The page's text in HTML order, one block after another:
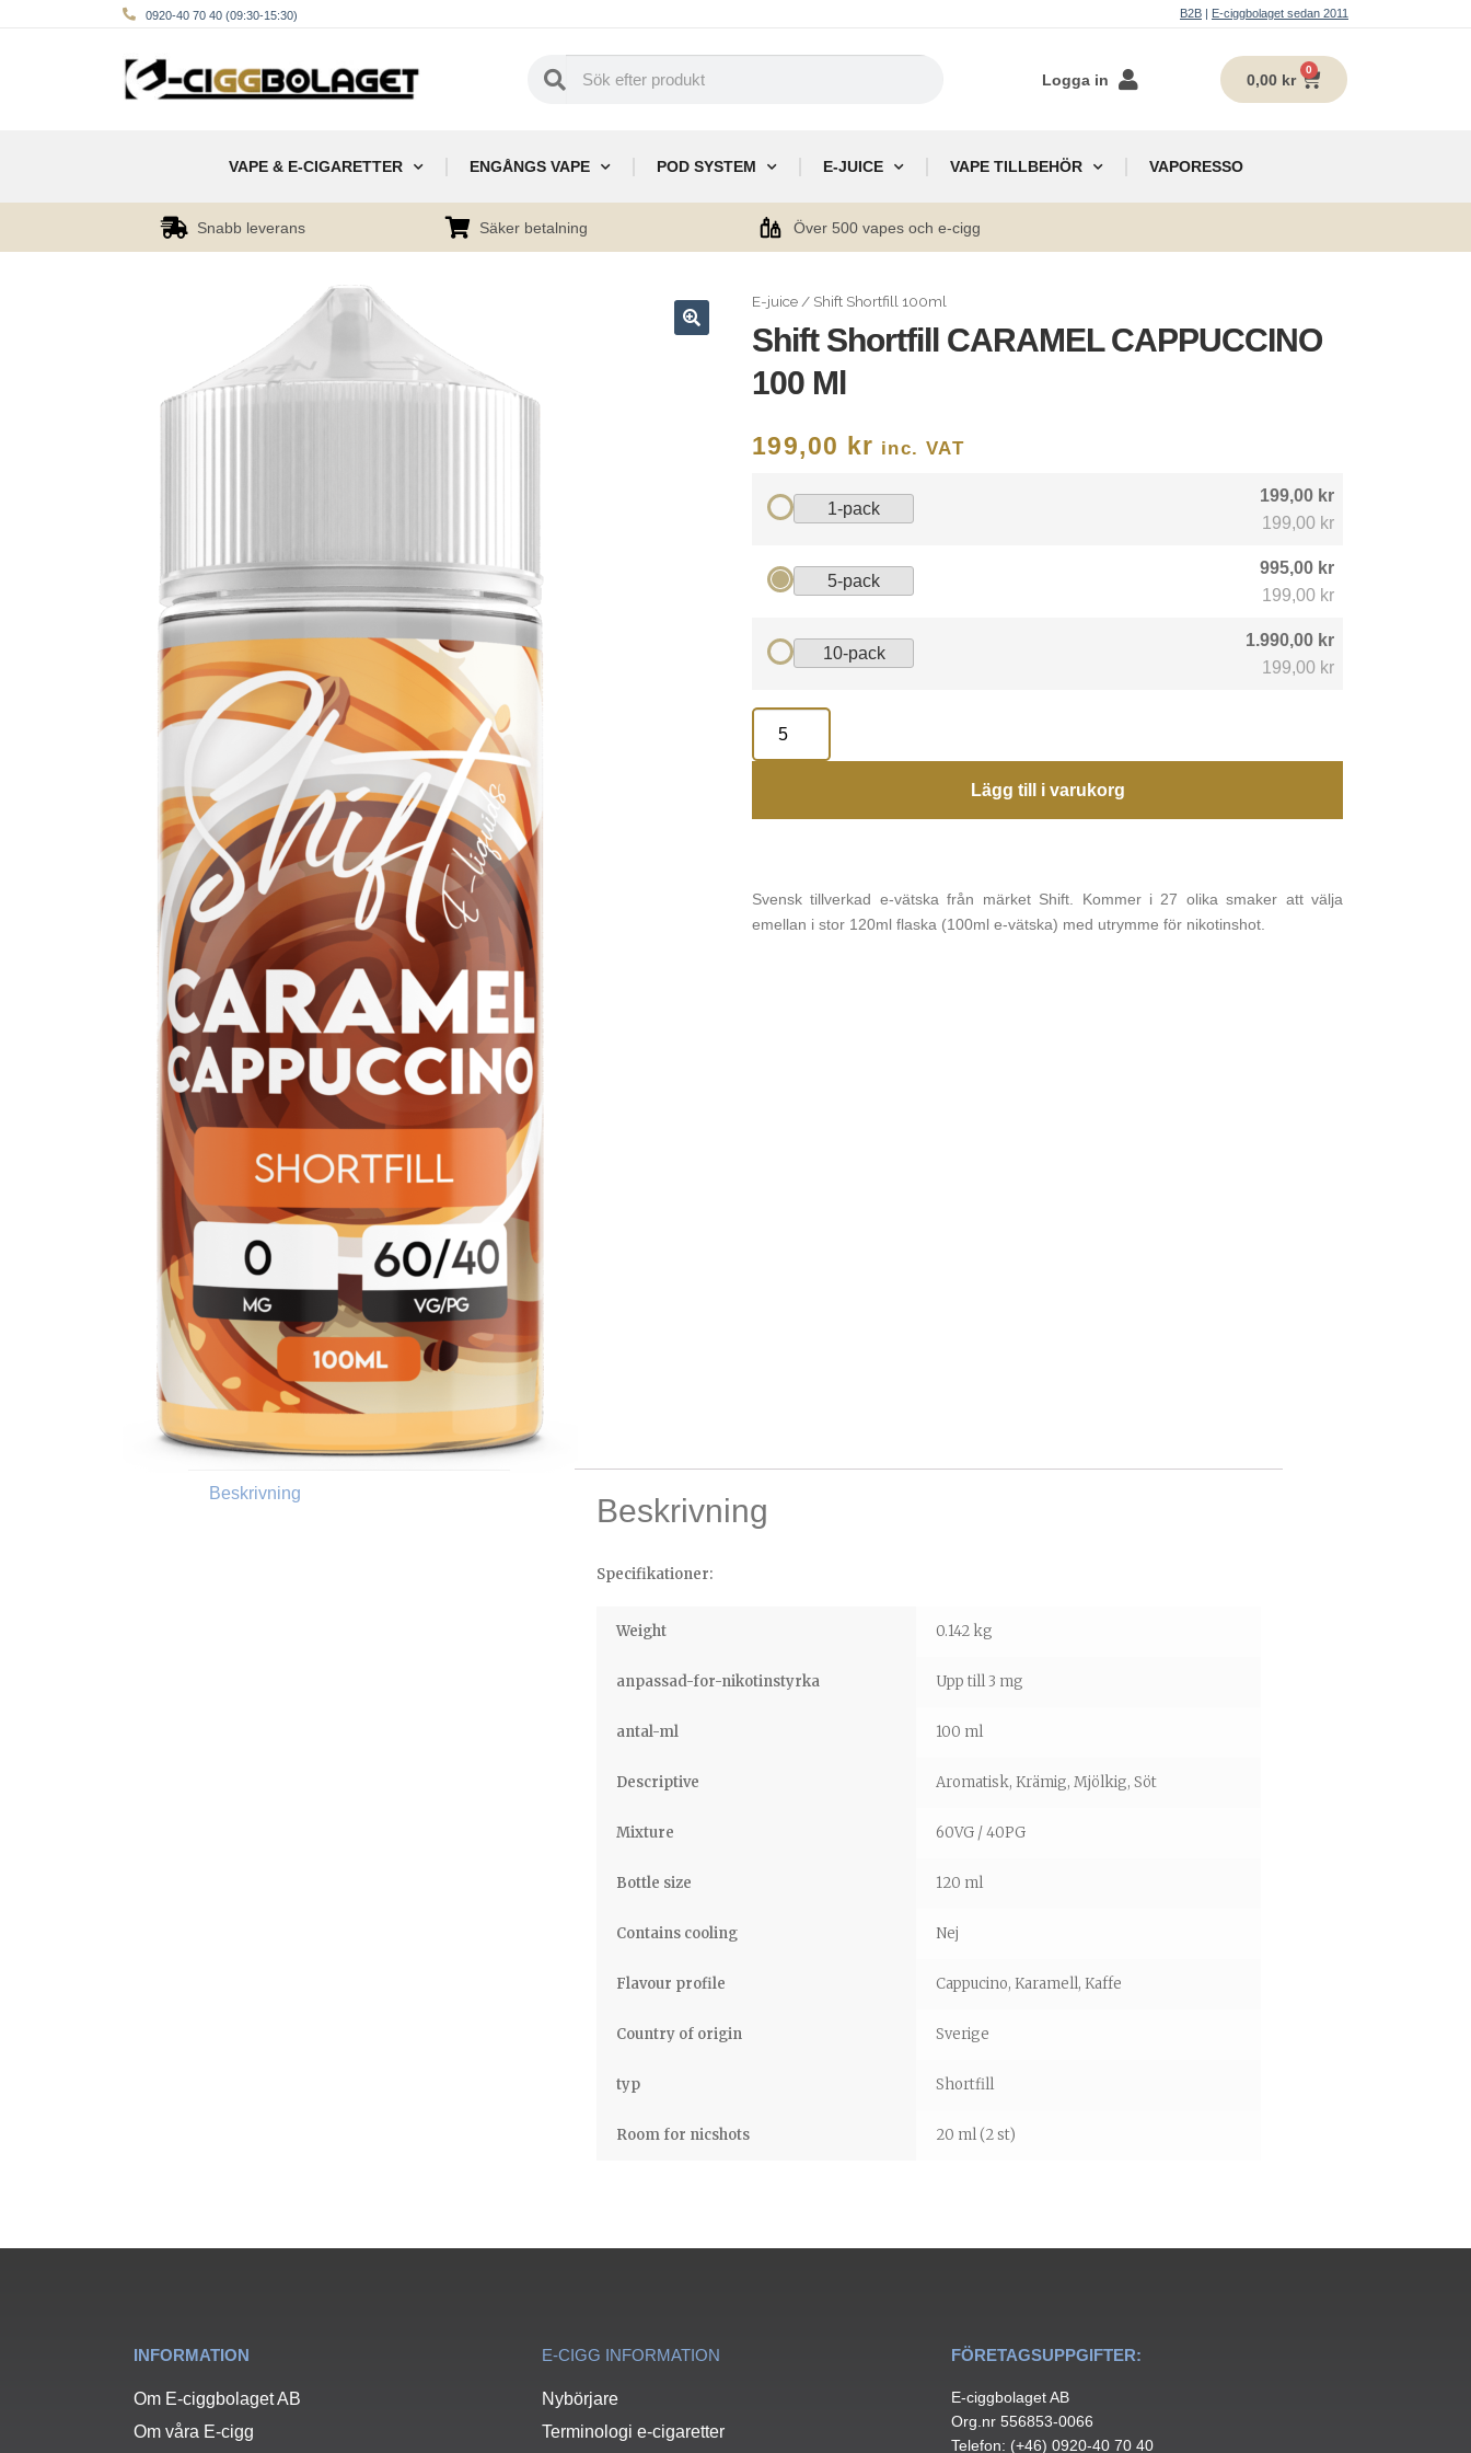
0920-40 70 40 (09:30-15:30) B2B | E-ciggbolaget sedan 2011
Logga in 0,00 kr
0
VAPE & E-CIGARETTER ENGÅNGS VAPE POD SYSTEM E-JUICE VAPE TILLBEHÖR VAPORESSO
Snabb leverans Säker betalning Över 500 vapes och e-cigg
E-juice/ Shift Shortfill 100ml
Shift Shortfill CARAMEL CAPPUCCINO
100 Ml
199,00 kr inc. VAT
1-pack
199,00 kr
199,00 kr
5-pack
995,00 kr
199,00 kr
10-pack
1.990,00 kr
199,00 kr
Lägg till i varukorg
Svensk tillverkad e-vätska från märket Shift. Kommer i 27 olika smaker att välja
emellan i stor 120ml flaska (100ml e-vätska) med utrymme för nikotinshot.
Beskrivning Beskrivning
Specifikationer:
Weight 0.142 kg
anpassad-for-nikotinstyrka Upp till 3 mg
antal-ml 100 ml
Descriptive Aromatisk, Krämig, Mjölkig, Söt
Mixture 60VG / 40PG
Bottle size 120 ml
Contains cooling Nej
Flavour profile Cappucino, Karamell, Kaffe
Country of origin Sverige
typ Shortfill
Room for nicshots 20 ml (2 st)
INFORMATION
Om E-ciggbolaget AB
Om våra E-cigg
E-CIGG INFORMATION
Nybörjare
Terminologi e-cigaretter
FÖRETAGSUPPGIFTER:
E-ciggbolaget AB
Org.nr 556853-0066
Telefon: (+46) 0920-40 70 40